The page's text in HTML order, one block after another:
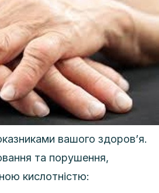
вашого здоров’я.
та порушення,
кислотністю: